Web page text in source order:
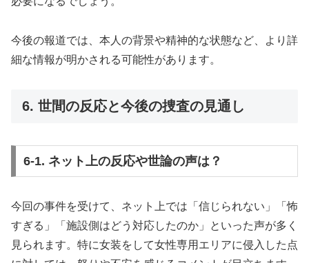
今後の報道では、本人の背景や精神的な状態など、より詳
細な情報が明かされる可能性があります。
6. 世間の反応と今後の捜査の見通し
6-1. ネット上の反応や世論の声は？
今回の事件を受けて、ネット上では「信じられない」「怖
すぎる」「施設側はどう対応したのか」といった声が多く
見られます。特に女装をして女性専用エリアに侵入した点